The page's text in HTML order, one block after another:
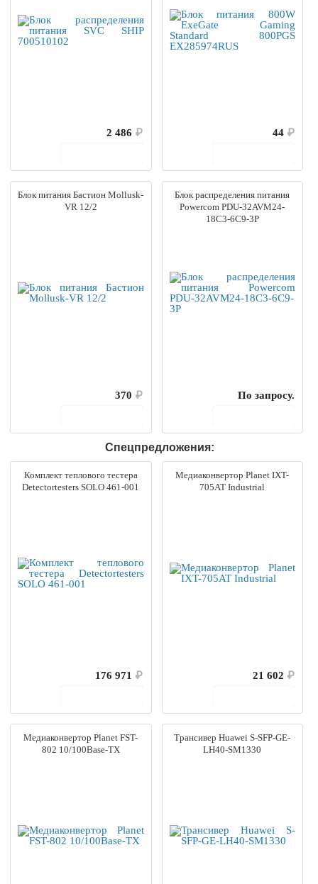
2 486 ₽
44 ₽
Блок питания Бастион Mollusk-
VR 12/2
370 ₽
Блок распределения питания
Powercom PDU-32AVM24-
18C3-6C9-3P
По запросу.
Спецпредложения:
Комплект теплового тестера
Detectortesters SOLO 461-001
176 971 ₽
Медиаконвертор Planet IXT-
705AT Industrial
21 602 ₽
Медиаконвертор Planet FST-
802 10/100Base-TX
Трансивер Huawei S-SFP-GE-
LH40-SM1330